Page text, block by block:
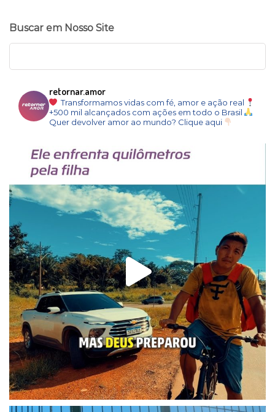
Buscar em Nosso Site
retornar.amor
Transformamos vidas com fé, amor e ação real
+500 mil alcançados com ações em todo o Brasil
Quer devolver amor ao mundo? Clique aqui